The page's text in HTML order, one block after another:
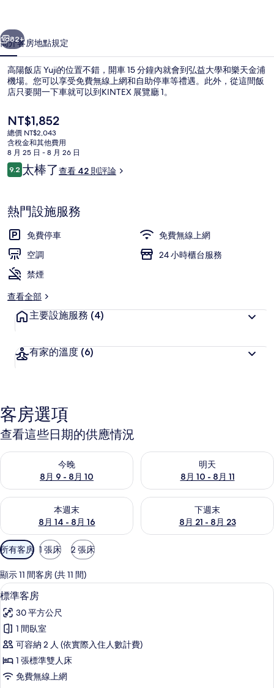
片
集
個 下一個
82+
簡介客房地點規定
高陽飯店 Yuji的位置不錯，開車 15 分鐘內就會到弘益大學和樂天金浦
機場。您可以享受免費無線上網和自助停車等禮遇。此外，從這間飯
店只要開一下車就可以到KINTEX 展覽廳 1。
目
前
的
價
格
是
NT$1,852
總價 NT$2,043
含稅金和其他費用
8 月 25 日 - 8 月 26 日
評
論
9.29.2 分，滿分 10 分，
太棒了查看 42 則評論
熱門設施服務
免費停車
免費無線上網
空調
24 小時櫃台服務
禁煙
查看全部
主要設施服務 (4)
有家的溫度 (6)
客房選項
查看這些日期的供應情況
今晚
8月 9 - 8月 10
查看今晚 (8月 9 - 8月 10) 的供應情況
明天
8月 10 - 8月 11
查看明天 (8月 10 - 8月 11) 的
本週末
8月 14 - 8月 16
查看本週末 (8月 14 - 8月 16) 的供應情況
下週末
8月 21 - 8月 23
查看下週末 (8月 21 - 8月 23)
可
用
的
客
房
篩
選
條
所有客房 1 張床 2 張床
顯示 11 間客房 (共 11 間)
顯
示
標
準
客
房
標準客房 | 書桌、遮光布/窗簾、免費
5
標準客房
30 平方公尺
1 間臥室
可容納 2 人 (依實際入住人數計費)
1 張標準雙人床
免費無線上網